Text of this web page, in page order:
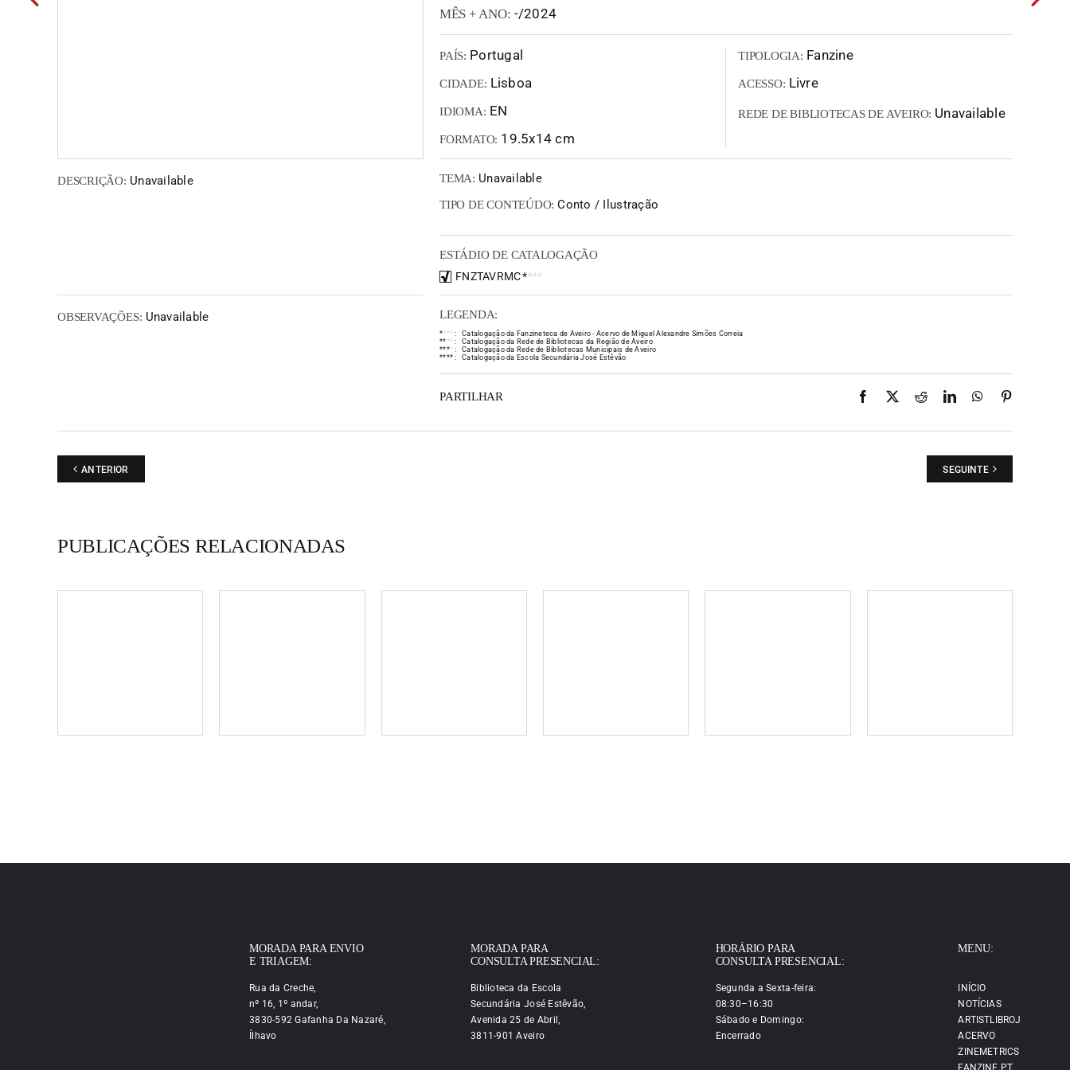
MÊS + ANO: -/2024
PAÍS: Portugal
CIDADE: Lisboa
IDIOMA: EN
FORMATO: 19.5x14 cm
TIPOLOGIA: Fanzine
ACESSO: Livre
REDE DE BIBLIOTECAS DE AVEIRO: Unavailable
DESCRIÇÃO: Unavailable TEMA: Unavailable
TIPO DE CONTEÚDO: Conto / Ilustração
ESTÁDIO DE CATALOGAÇÃO
FNZTAVRMC****
OBSERVAÇÕES: Unavailable LEGENDA:
** * * :
Catalogação da Fanzineteca de Aveiro - Acervo de Miguel Alexandre Simões Correia
** * * :
Catalogação da Rede de Bibliotecas da Região de Aveiro
**** :
Catalogação da Rede de Bibliotecas Municipais de Aveiro
**** : Catalogação da Escola Secundária José Estêvão
PARTILHAR Facebook
X RedditLinkedInWhatsApp
ANTERIOR SEGUINTE
PUBLICAÇÕES RELACIONADAS
MORADA PARA ENVIO
E TRIAGEM:
Rua da Creche,
nº 16, 1º andar,
3830-592 Gafanha Da Nazaré,
Ílhavo
MORADA PARA
CONSULTA PRESENCIAL:
Biblioteca da Escola
Secundária José Estêvão,
Avenida 25 de Abril,
3811-901 Aveiro
HORÁRIO PARA
CONSULTA PRESENCIAL:
Segunda a Sexta-feira:
08:30–16:30
Sábado e Domingo:
Encerrado
MENU:
INÍCIO
NOTÍCIAS
ARTISTLIBROJ
ACERVO
ZINEMETRICS